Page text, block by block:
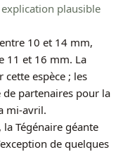
plausible
10 et 14 mm,
11 et 16 mm. La
cette espèce ; les
partenaires pour la
mi-avril.
la Tégénaire géante
de quelques